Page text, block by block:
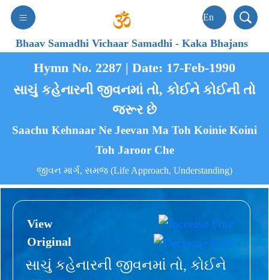
Bhaav Samadhi Vichaar Samadhi-Kaka Bhajans
Hymn No. 2287 | Date: 17-Feb-1990
સાચું કહેનારની જીવનમાં તો, કોઈને કોઈની તો
જરૂર છે
Saachu Kehnaar Ne Jeevan Ma Toh Koinie Koini
Toh Jaroor Che
જીવન માર્ગ, સમજ (Life Approach, Understanding)
View
Original
સાચું કહેનારની જીવનમાં તો, કોઈને